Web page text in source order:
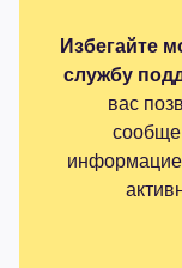
Избегайте
службу
вас